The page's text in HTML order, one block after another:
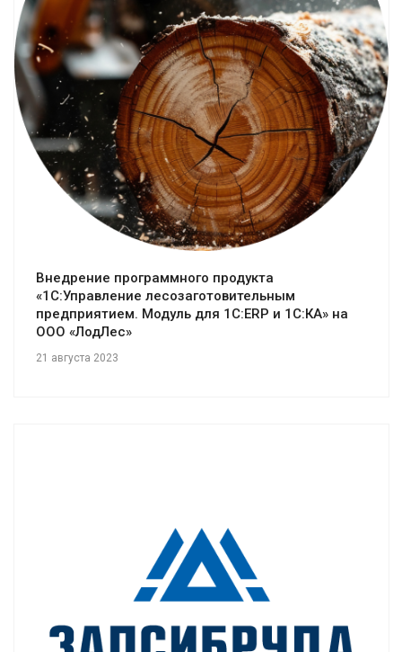
Смотреть проект
Внедрение программного продукта
«1С:Управление лесозаготовительным
предприятием. Модуль для 1С:ERP и 1С:КА» на
ООО «ЛодЛес»
21 августа 2023
Смотреть проект